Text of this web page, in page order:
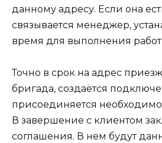
данному адресу. Если она
связывается менеджер,
время для выполнения
Точно в срок на адрес
бригада, создаётся
присоединяется
В завершение с клиентом
соглашения. В нем будут